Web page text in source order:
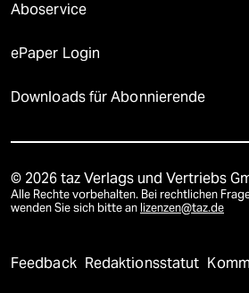
Aboservice
ePaper Login
Downloads für Abonnierende
© 2026 taz Verlags und Vertriebs
Alle Rechte vorbehalten. Bei rechtlichen
wenden Sie sich bitte an lizenzen@taz.de
Feedback Redaktionsstatut